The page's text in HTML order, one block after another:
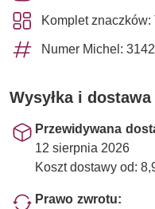
Komplet znaczków:
Numer Michel: 3142
Wysyłka i dostawa
Przewidywana
12 sierpnia 2026
Koszt dostawy od:
Prawo zwrotu: